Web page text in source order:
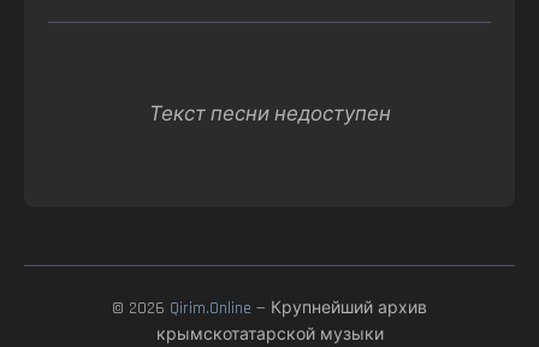
Текст песни недоступен
© 2026 Qirim.Online — Крупнейший архив
крымскотатарской музыки